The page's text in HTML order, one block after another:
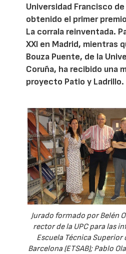
Universidad Francisco
obtenido el primer
La corrala reinventada.
XXI en Madrid, mientras
Bouza Puente, de la
Coruña, ha recibido una
proyecto Patio y Ladrillo.
Jurado formado por Belén
rector de la UPC para las
Escuela Técnica
Barcelona (ETSAB); Pablo